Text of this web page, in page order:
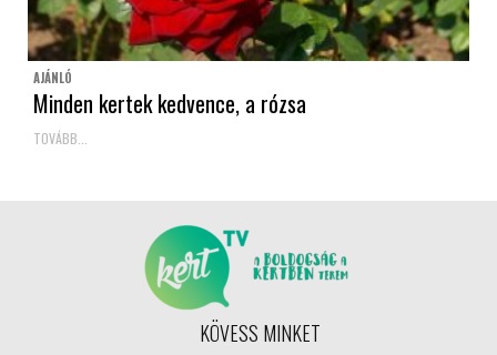
AJÁNLÓ
Minden kertek kedvence, a rózsa
TOVÁBB...
KÖVESS MINKET